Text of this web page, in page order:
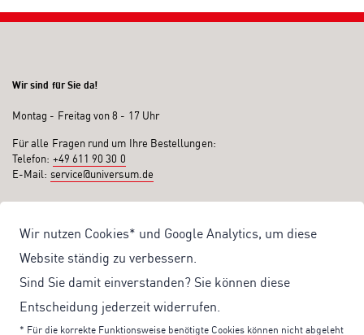
Wir nutzen Cookies* und Google Analytics, um diese
Website ständig zu verbessern.
Sind Sie damit einverstanden? Sie können diese
Entscheidung jederzeit widerrufen.
* Für die korrekte Funktionsweise benötigte Cookies können nicht abgeleht
Wir sind für Sie da!
Montag - Freitag von 8 - 17 Uhr
Für alle Fragen rund um Ihre Bestellungen:
Telefon: +49 611 90 30 0
E-Mail: service@universum.de
Kostenloser Versand ab 50€ Bestellwert
Sicher Einkaufen: Rechnung, PayPal
Produktentwicklung von eigener Fachredaktion
Sonderaktionen & Preisvorteile